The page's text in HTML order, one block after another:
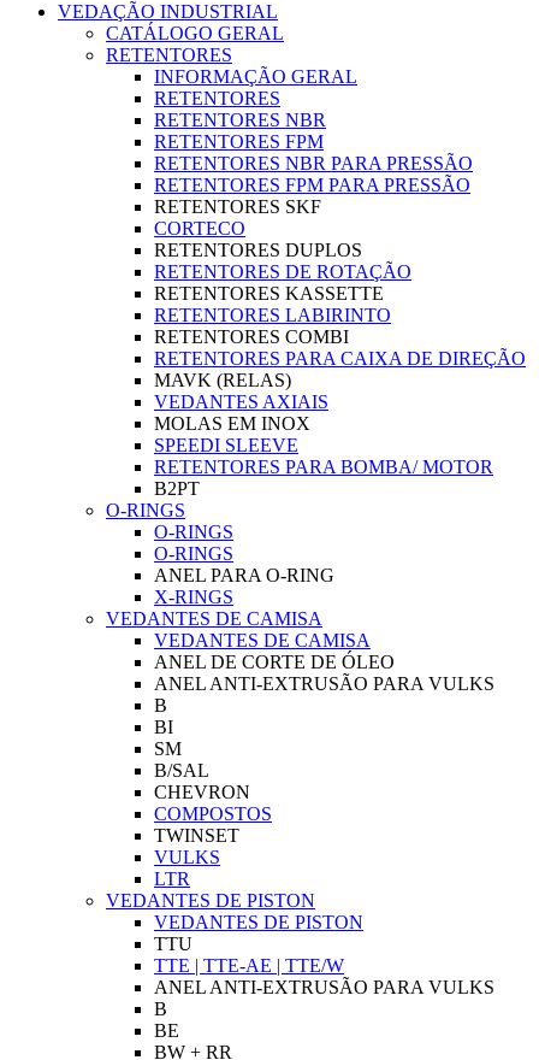
VEDAÇÃO INDUSTRIAL
CATÁLOGO GERAL
RETENTORES
INFORMAÇÃO GERAL
RETENTORES
RETENTORES NBR
RETENTORES FPM
RETENTORES NBR PARA PRESSÃO
RETENTORES FPM PARA PRESSÃO
RETENTORES SKF
CORTECO
RETENTORES DUPLOS
RETENTORES DE ROTAÇÃO
RETENTORES KASSETTE
RETENTORES LABIRINTO
RETENTORES COMBI
RETENTORES PARA CAIXA DE DIREÇÃO
MAVK (RELAS)
VEDANTES AXIAIS
MOLAS EM INOX
SPEEDI SLEEVE
RETENTORES PARA BOMBA/ MOTOR
B2PT
O-RINGS
O-RINGS
O-RINGS
ANEL PARA O-RING
X-RINGS
VEDANTES DE CAMISA
VEDANTES DE CAMISA
ANEL DE CORTE DE ÓLEO
ANEL ANTI-EXTRUSÃO PARA VULKS
B
BI
SM
B/SAL
CHEVRON
COMPOSTOS
TWINSET
VULKS
LTR
VEDANTES DE PISTON
VEDANTES DE PISTON
TTU
TTE | TTE-AE | TTE/W
ANEL ANTI-EXTRUSÃO PARA VULKS
B
BE
BW + RR